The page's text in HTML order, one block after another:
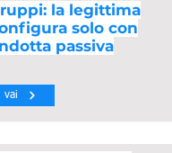
la legittima
solo con
passiva
vai